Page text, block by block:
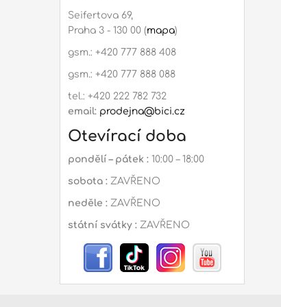
Seifertova 69,
Praha 3 - 130 00 (mapa)
gsm.: +420 777 888 408
gsm.: +420 777 888 088
tel.: +420 222 782 732
email: prodejna@bici.cz
Otevírací doba
pondělí – pátek : 10:00 – 18:00
sobota : ZAVŘENO
neděle : ZAVŘENO
státní svátky : ZAVŘENO